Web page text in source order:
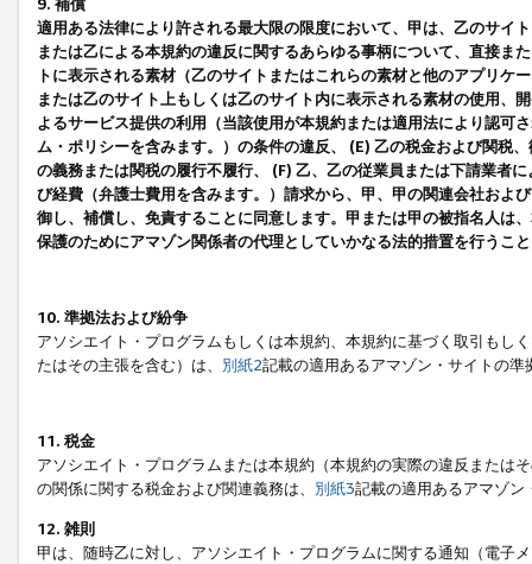
9. 補償
適用ある法律により許される最大限の限度において、甲は、乙のサイ
または乙による本規約の違反に関するあらゆる事柄について、直接ま
トに表示される素材（乙のサイトまたはこれらの素材と他のアプリ
または乙のサイト上もしくは乙のサイト内に表示される素材の使用、
よるサービス提供の利用（当該使用が本規約または適用法により認可
ム・ポリシーを含みます。）の条件の違反、 (E) 乙の税金および関税
の義務または関税の履行不履行、 (F) 乙、乙の従業員または下請業者
び経費（弁護士費用を含みます。）請求から、甲、甲の関連会社およ
御し、補償し、免責することに同意します。甲または甲の被指名人は
保護のためにアマゾン関係者の代理としていかなる法的措置を行うこ
10. 準拠法および紛争
アソシエイト・プログラムもしくは本規約、本規約に基づく取引もし
たはその主張を含む）は、 別紙2記載の適用あるアマゾン・サイトの
11. 税金
アソシエイト・プログラムまたは本規約（本規約の実際の違反または
の関係に関する税金および関連義務は、 別紙3記載の適用あるアマゾン
12. 雑則
甲は、随時乙に対し、アソシエイト・プログラムに関する通知（電子